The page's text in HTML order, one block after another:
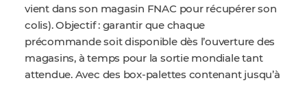
vient dans son magasin FNAC pour récupérer son
colis). Objectif : garantir que chaque
précommande soit disponible dès l’ouverture des
magasins, à temps pour la sortie mondiale tant
attendue. Avec des box-palettes contenant jusqu’à